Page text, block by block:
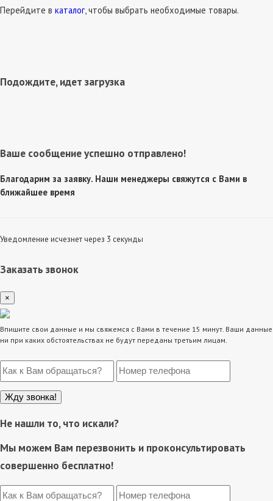
Перейдите в каталог, чтобы выбрать необходимые товары.
Подождите, идет загрузка
Ваше сообщение успешно отправлено!
Благодарим за заявку. Наши менеджеры свяжутся с Вами в
ближайшее время
Уведомление исчезнет через 3 секунды
Заказать звонок
×
Впишите свои данные и мы свяжемся с Вами в течение 15 минут. Ваши данные
ни при каких обстоятельствах не будут переданы третьим лицам.
Не нашли то, что искали?
Мы можем Вам перезвонить и проконсультировать
совершенно бесплатно!